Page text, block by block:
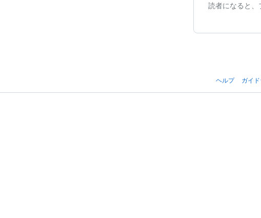
読者になると、
ヘルプ
ガイ